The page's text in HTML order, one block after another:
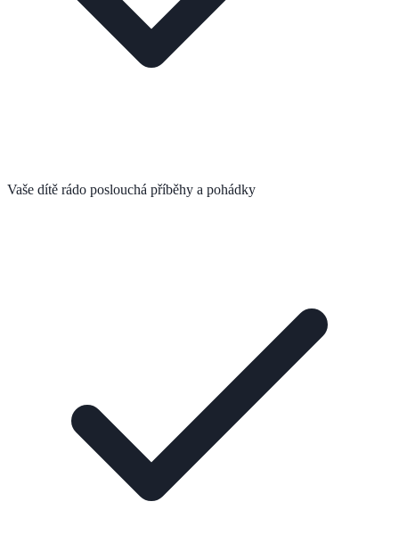
Vaše dítě rádo poslouchá příběhy a pohádky